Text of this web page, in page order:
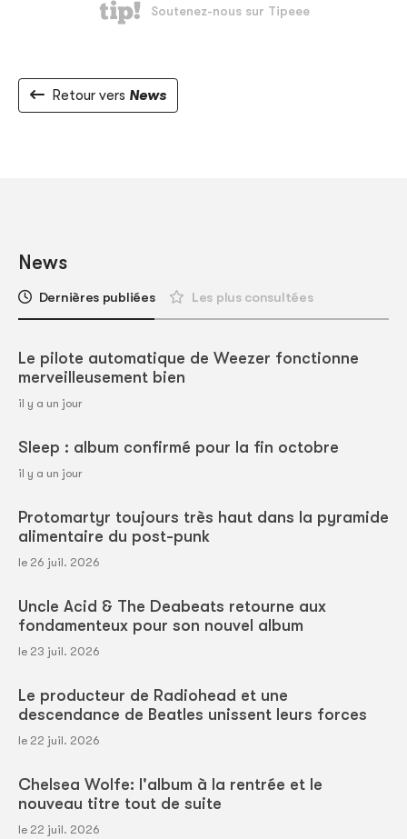
Retour vers News
News
Dernières publiées Les plus consultées
Le pilote automatique de Weezer fonctionne
merveilleusement bien
il y a un jour
Sleep : album confirmé pour la fin octobre
il y a un jour
Protomartyr toujours très haut dans la pyramide
alimentaire du post-punk
le 26 juil. 2026
Uncle Acid & The Deabeats retourne aux
fondamenteux pour son nouvel album
le 23 juil. 2026
Le producteur de Radiohead et une
descendance de Beatles unissent leurs forces
le 22 juil. 2026
Chelsea Wolfe: l'album à la rentrée et le
nouveau titre tout de suite
le 22 juil. 2026